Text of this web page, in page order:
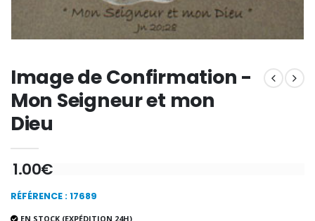
-10%
Bougie de Neuvaine Contre le Mal - Saint Michel
€5.50 €4.95
€78.00
€130.00
Image de Confirmation -
Mon Seigneur et mon
Dieu
1.00€
RÉFÉRENCE : 17689
EN STOCK (EXPÉDITION 24H)